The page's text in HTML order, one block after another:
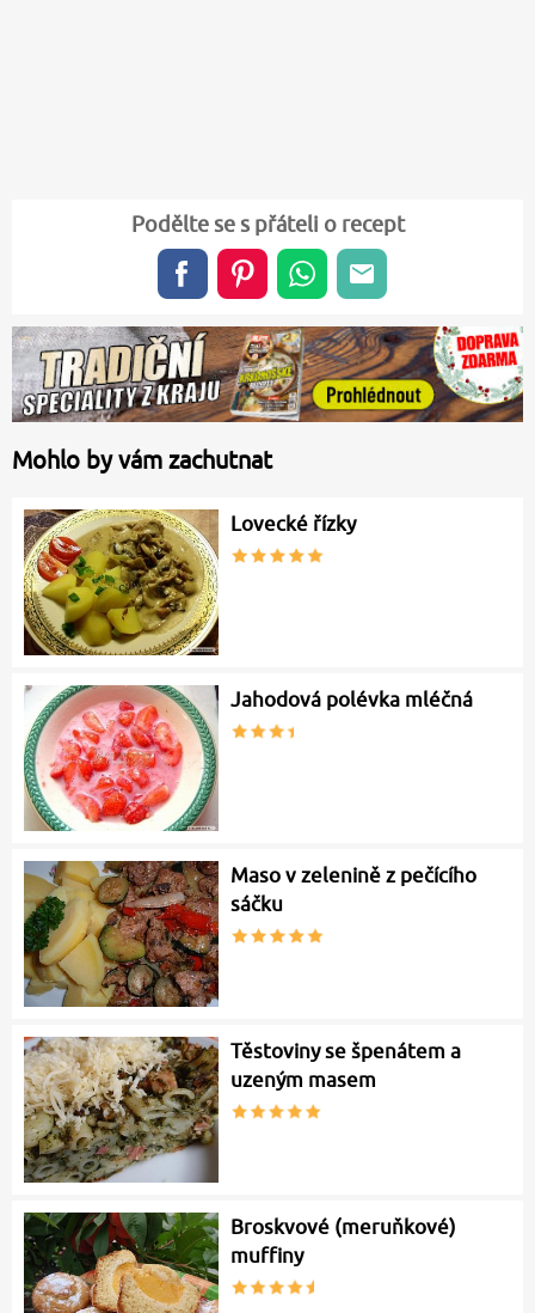
Podělte se s přáteli o recept
Mohlo by vám zachutnat
Lovecké řízky
Jahodová polévka mléčná
Maso v zelenině z pečícího
sáčku
Těstoviny se špenátem a
uzeným masem
Broskvové (meruňkové)
muffiny